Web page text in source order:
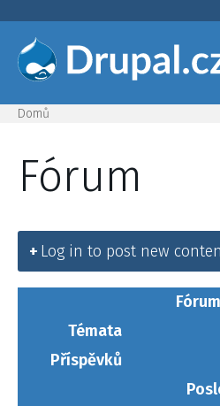
hlavnímu
obsahu
navigace
Domů
Fórum
Log in to post new
Fórum
Témata
Příspěvků